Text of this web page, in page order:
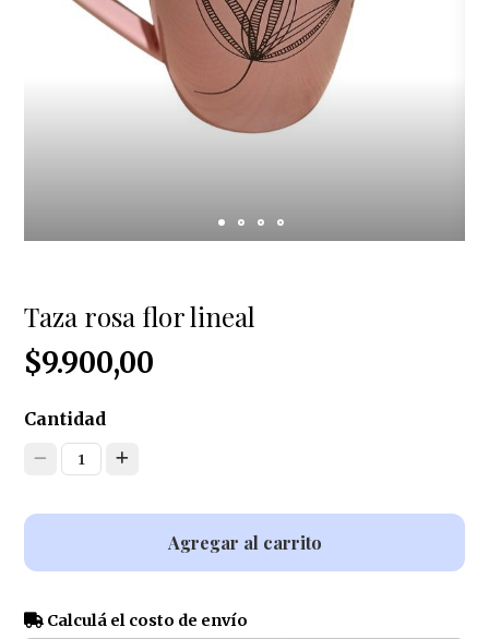
Taza rosa flor lineal
$9.900,00
Cantidad
1
Agregar al carrito
Calculá el costo de envío